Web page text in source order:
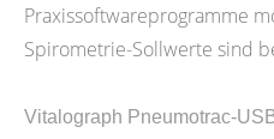
Praxissoftwareprogramme
Spirometrie-Sollwerte sind
Vitalograph Pneumotrac-